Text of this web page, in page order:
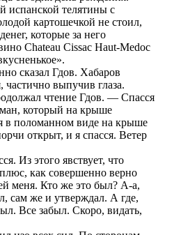
испанской телятины с
картошечкой не стоил,
которые за него
Chateau Cissac Haut-Medoc
сказал Гдов. Хабаров
частично выпучив глаза.
чтение Гдов. — Спасся
который на крыше
в поломанном виде на крыше
открыт, и я спасся. Ветер
Из этого явствует, что
как совершенно верно
меня. Кто же это был? А-а,
сам же и утверждал. А где,
Все забыл. Скоро, видать,